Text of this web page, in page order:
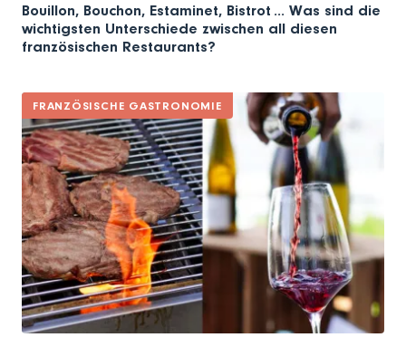
Bouillon, Bouchon, Estaminet, Bistrot ... Was sind die
wichtigsten Unterschiede zwischen all diesen
französischen Restaurants?
FRANZÖSISCHE GASTRONOMIE